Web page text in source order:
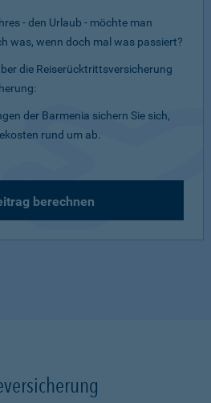
- den Urlaub - möchte man
was, wenn doch mal was passiert?
die Reiserücktrittsversicherung
der Barmenia sichern Sie sich,
rund um ab.
berechnen